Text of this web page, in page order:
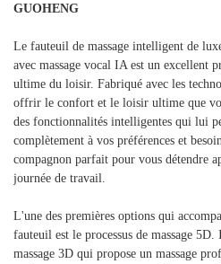
GUOHENG
Le fauteuil de massage intelligent de
avec massage vocal IA est un excellent
ultime du loisir. Fabriqué avec les
offrir le confort et le loisir ultime que
des fonctionnalités intelligentes qui lui
complètement à vos préférences et
compagnon parfait pour vous détendre
journée de travail.
L'une des premières options qui
fauteuil est le processus de massage
massage 3D qui propose un massage